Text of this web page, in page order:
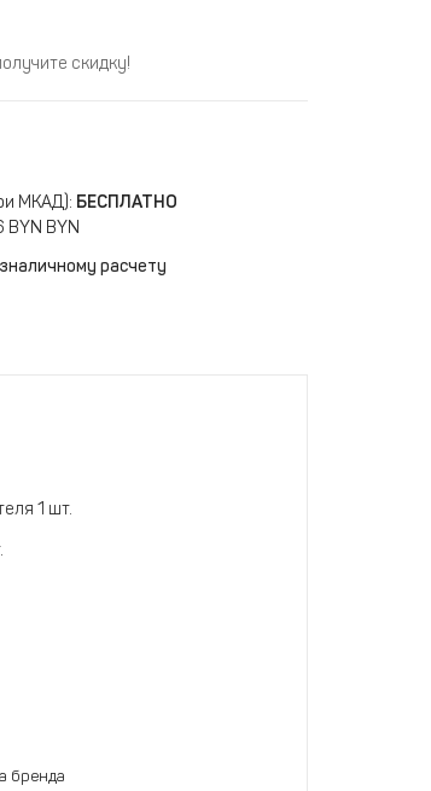
скидку!
МКАД): БЕСПЛАТНО
BYN BYN
расчету
1 шт.
бренда